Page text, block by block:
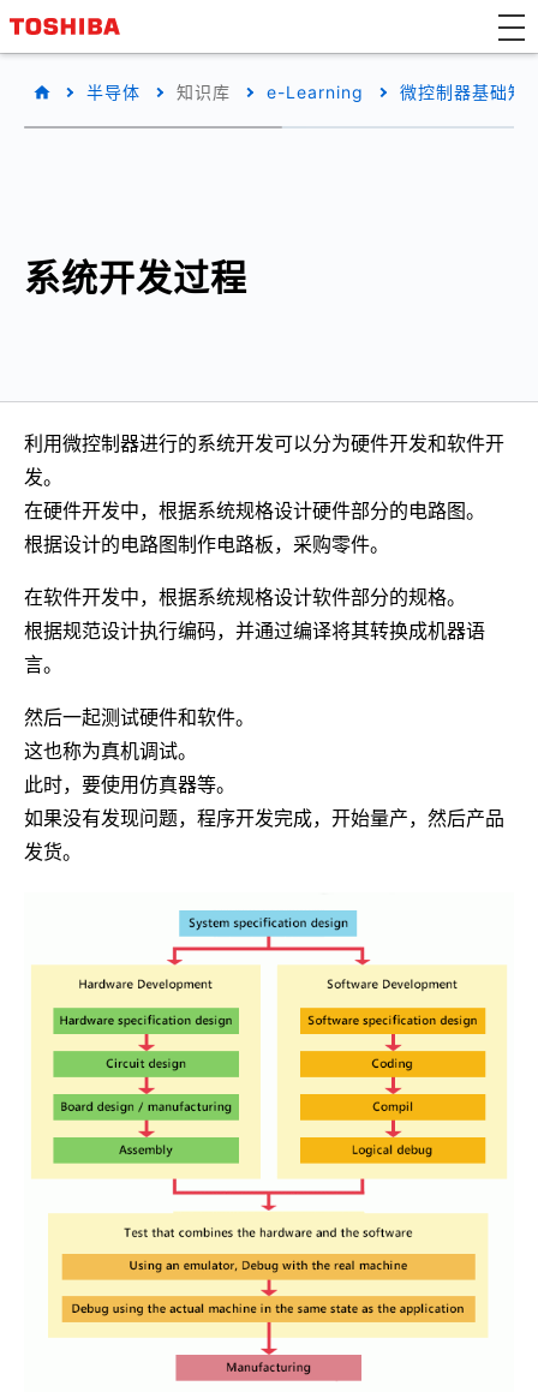
半导体 知识库 e-Learning 微控制器基础知
系统开发过程
利用微控制器进行的系统开发可以分为硬件开发和软件开
发。
在硬件开发中，根据系统规格设计硬件部分的电路图。
根据设计的电路图制作电路板，采购零件。
在软件开发中，根据系统规格设计软件部分的规格。
根据规范设计执行编码，并通过编译将其转换成机器语
言。
然后一起测试硬件和软件。
这也称为真机调试。
此时，要使用仿真器等。
如果没有发现问题，程序开发完成，开始量产，然后产品
发货。